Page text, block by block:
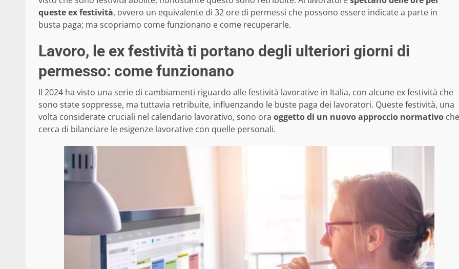
queste ex festività, ovvero un equivalente di 32 ore di permessi che possono essere indicate a parte in
busta paga; ma scopriamo come funzionano e come recuperarle.
Lavoro, le ex festività ti portano degli ulteriori giorni di
permesso: come funzionano
Il 2024 ha visto una serie di cambiamenti riguardo alle festività lavorative in Italia, con alcune ex festività che
sono state soppresse, ma tuttavia retribuite, influenzando le buste paga dei lavoratori. Queste festività, una
volta considerate cruciali nel calendario lavorativo, sono ora oggetto di un nuovo approccio normativo che
cerca di bilanciare le esigenze lavorative con quelle personali.